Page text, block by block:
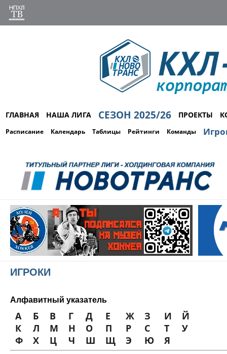
ГЛАВНАЯ НАША ЛИГА СЕЗОН 2025/26 ПРОЕКТЫ
Расписание Календарь Таблицы Рейтинги Команды
ИГРОКИ
Алфавитный указатель
А Б В Г Д Е Ж З И
Й
К
Л М Н О П Р С Т
У
Ф
Х Ц Ч Ш Щ Э Ю Я